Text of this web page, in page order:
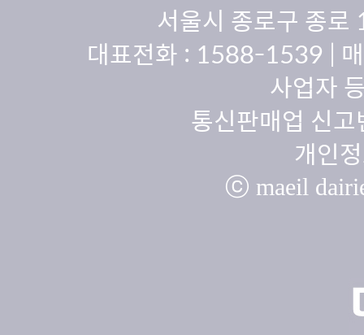
서울시 종로구 종
대표전화 : 1588-1539 |
사업자
통신판매업 신
개인
ⓒ maeil